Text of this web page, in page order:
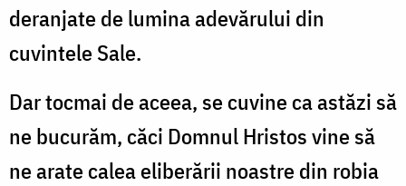
deranjate de lumina adevărului din
cuvintele Sale.
Dar tocmai de aceea, se cuvine ca astăzi să
ne bucurăm, căci Domnul Hristos vine să
ne arate calea eliberării noastre din robia